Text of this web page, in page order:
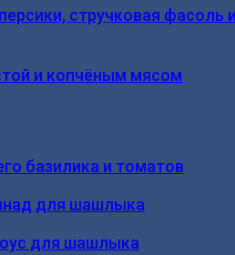
стручковая фасоль
и копчёным мясом
базилика и томатов
для шашлыка
для шашлыка